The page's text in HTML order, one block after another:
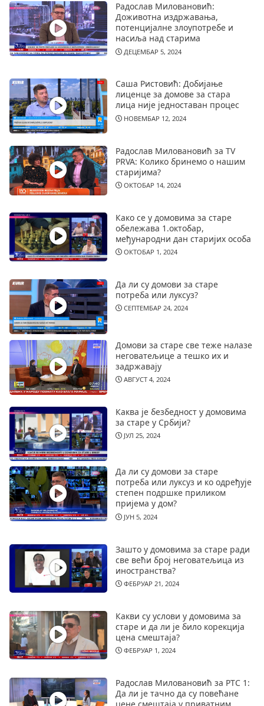
Радослав Миловановић:
Доживотна издржавања,
потенцијалне злоупотребе и
насиља над старима
ДЕЦЕМБАР 5, 2024
Саша Ристовић: Добијање
лиценце за домове за стара
лица није једноставан процес
НОВЕМБАР 12, 2024
Радослав Миловановић за TV
PRVA: Колико бринемо о нашим
старијима?
ОКТОБАР 14, 2024
Како се у домовима за старе
обележава 1.октобар,
међународни дан старијих особа
ОКТОБАР 1, 2024
Да ли су домови за старе
потреба или луксуз?
СЕПТЕМБАР 24, 2024
Домови за старе све теже налазе
неговатељице а тешко их и
задржавају
АВГУСТ 4, 2024
Каква је безбедност у домовима
за старе у Србији?
ЈУЛ 25, 2024
Да ли су домови за старе
потреба или луксуз и ко одређује
степен подршке приликом
пријема у дом?
ЈУН 5, 2024
Зашто у домовима за старе ради
све већи број неговатељица из
иностранства?
ФЕБРУАР 21, 2024
Какви су услови у домовима за
старе и да ли је било корекција
цена смештаја?
ФЕБРУАР 1, 2024
Радослав Миловановић за РТС 1:
Да ли је тачно да су повећане